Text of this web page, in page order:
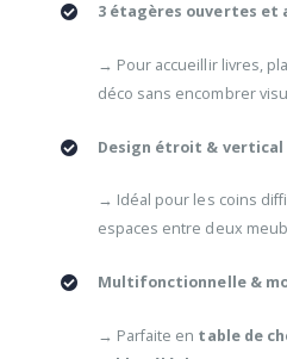
3 étagères ouvertes et
→ Pour accueillir livres,
déco sans encombrer
Design étroit & vertical
→ Idéal pour les coins
espaces entre deux
Multifonctionnelle &
→ Parfaite en table de